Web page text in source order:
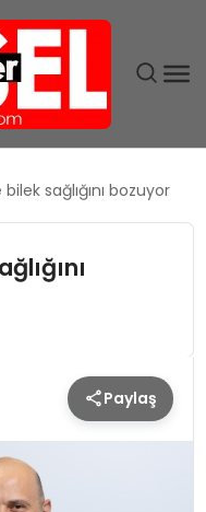
sağlığını bozuyor
Paylaş